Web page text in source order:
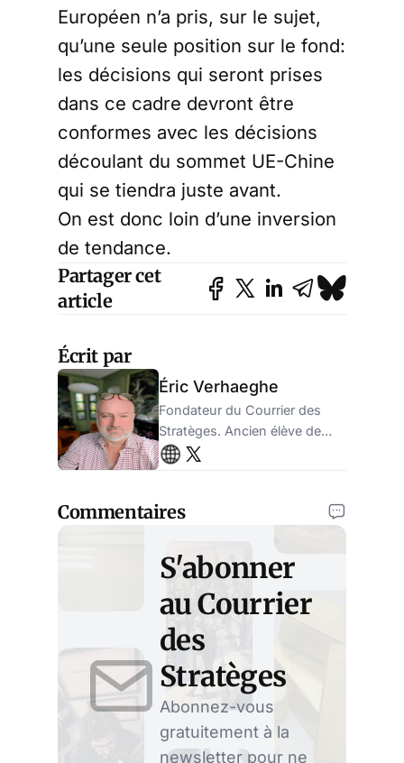
Européen n’a pris, sur le sujet,
qu’une seule position sur le fond:
les décisions qui seront prises
dans ce cadre devront être
conformes avec les décisions
découlant du sommet UE-Chine
qui se tiendra juste avant.
On est donc loin d’une inversion
de tendance.
Partager cet
article
Écrit par
Éric Verhaeghe
Fondateur du Courrier des
Stratèges. Ancien élève de
l'ENA, ancien administrateur
Commentaires
S'abonner
au Courrier
des
Stratèges
Abonnez-vous
gratuitement à la
newsletter pour ne